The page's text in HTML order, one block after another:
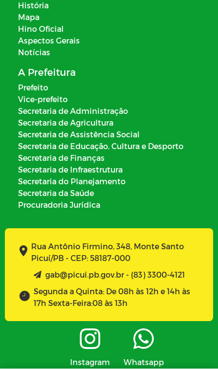
História
Mapa
Hino Oficial
Aspectos Gerais
Notícias
A Prefeitura
Prefeito
Vice-prefeito
Secretaria de Administração
Secretaria de Agricultura
Secretaria de Assistência Social
Secretaria de Educação, Cultura e Desporto
Secretaria de Finanças
Secretaria de Infraestrutura
Secretaria do Planejamento
Secretaria da Saúde
Procuradoria Jurídica
Rua Antônio Firmino, 348, Monte Santo
Picuí/PB - CEP: 58187-000
gab@picui.pb.gov.br - (83) 3300-4121
Segunda a Quinta: De 08h às 12h e 14h às
17h Sexta-Feira:08 às 13h
Instagram Whatsapp